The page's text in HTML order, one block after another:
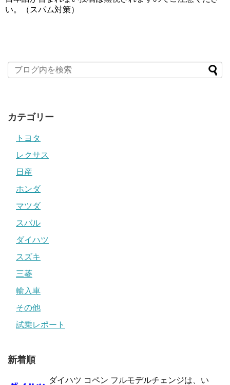
い。（スパム対策）
カテゴリー
トヨタ
レクサス
日産
ホンダ
マツダ
スバル
ダイハツ
スズキ
三菱
輸入車
その他
試乗レポート
新着順
ダイハツ コペン フルモデルチェンジは、い